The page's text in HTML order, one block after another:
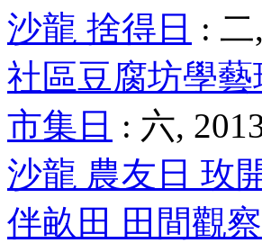
沙龍 捨得日 :
社區豆腐坊學藝
市集日 : 六,
沙龍 農友日 玫
伴畝田 田間觀察